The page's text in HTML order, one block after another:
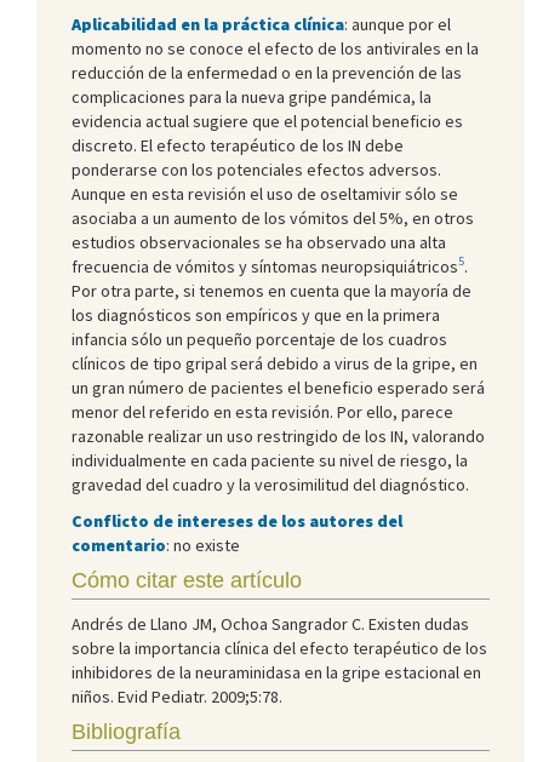
Aplicabilidad en la práctica clínica: aunque por el
momento no se conoce el efecto de los antivirales en la
reducción de la enfermedad o en la prevención de las
complicaciones para la nueva gripe pandémica, la
evidencia actual sugiere que el potencial beneficio es
discreto. El efecto terapéutico de los IN debe
ponderarse con los potenciales efectos adversos.
Aunque en esta revisión el uso de oseltamivir sólo se
asociaba a un aumento de los vómitos del 5%, en otros
estudios observacionales se ha observado una alta
frecuencia de vómitos y síntomas neuropsiquiátricos5.
Por otra parte, si tenemos en cuenta que la mayoría de
los diagnósticos son empíricos y que en la primera
infancia sólo un pequeño porcentaje de los cuadros
clínicos de tipo gripal será debido a virus de la gripe, en
un gran número de pacientes el beneficio esperado será
menor del referido en esta revisión. Por ello, parece
razonable realizar un uso restringido de los IN, valorando
individualmente en cada paciente su nivel de riesgo, la
gravedad del cuadro y la verosimilitud del diagnóstico.
Conflicto de intereses de los autores del
comentario: no existe
Cómo citar este artículo
Andrés de Llano JM, Ochoa Sangrador C. Existen dudas
sobre la importancia clínica del efecto terapéutico de los
inhibidores de la neuraminidasa en la gripe estacional en
niños. Evid Pediatr. 2009;5:78.
Bibliografía